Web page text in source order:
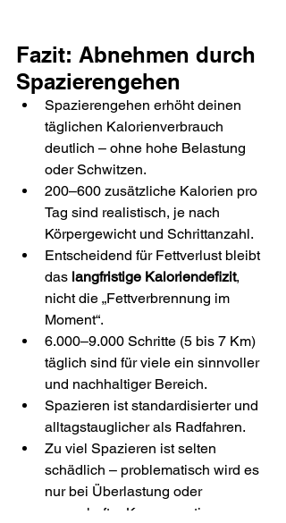
Fazit: Abnehmen durch
Spazierengehen
Spazierengehen erhöht deinen
täglichen Kalorienverbrauch
deutlich – ohne hohe Belastung
oder Schwitzen.
200–600 zusätzliche Kalorien pro
Tag sind realistisch, je nach
Körpergewicht und Schrittanzahl.
Entscheidend für Fettverlust bleibt
das langfristige Kaloriendefizit,
nicht die „Fettverbrennung im
Moment“.
6.000–9.000 Schritte (5 bis 7 Km)
täglich sind für viele ein sinnvoller
und nachhaltiger Bereich.
Spazieren ist standardisierter und
alltagstauglicher als Radfahren.
Zu viel Spazieren ist selten
schädlich – problematisch wird es
nur bei Überlastung oder
zwanghafter Kompensation von